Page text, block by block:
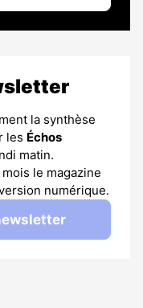
la synthèse
les Échos
matin.
le magazine
numérique.